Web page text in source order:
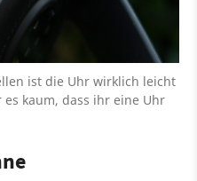
ist die Uhr wirklich leicht
kaum, dass ihr eine Uhr